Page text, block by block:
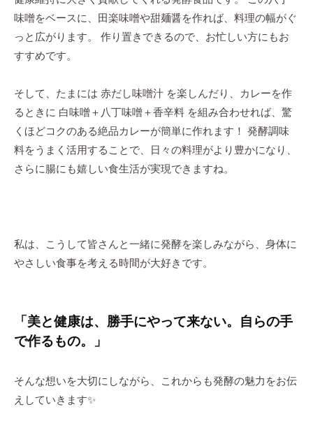
味噌をベースに、田楽味噌や甜麺醤を作れば、料理の幅がぐ
っと広がります。 作り置きできるので、お忙しい方にもお
すすめです。
そして、たまには 赤だし味噌汁 を楽しんだり、カレーを作
るときに 白味噌＋八丁味噌＋香辛料 を組み合わせれば、驚
くほどコクのある絶品カレーが簡単に作れます！ 発酵調味
料をうまく活用することで、日々の料理がより豊かになり、
さらに腸にも嬉しい食生活が実現できますね。
私は、こうして皆さんと一緒に発酵を楽しみながら、身体に
やさしい食事を考える時間が大好きです。
「美と健康は、勝手にやって来ない。自らの手
で作るもの。」
そんな想いを大切にしながら、これからも発酵の魅力をお伝
えしていきます✨